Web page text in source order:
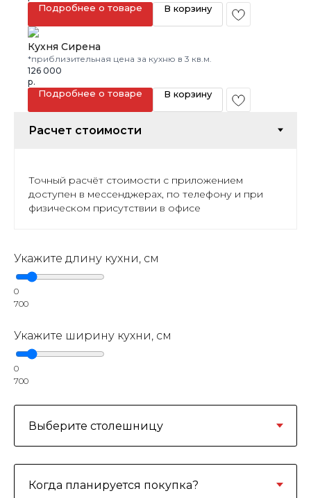
Подробнее о товаре В корзину
Кухня Сирена
*приблизительная цена за кухню в 3 кв.м.
126 000
р.
Подробнее о товаре В корзину
Точный расчёт стоимости с приложением
доступен в мессенджерах, по телефону и при
физическом присутствии в офисе
Укажите длину кухни, см
0
700
Укажите ширину кухни, см
0
700